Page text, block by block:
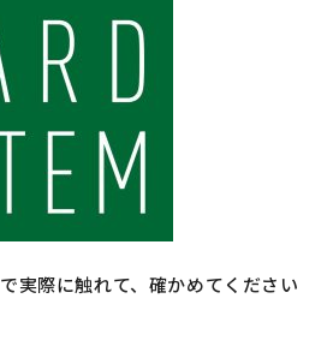
実際に触れて、確かめてください